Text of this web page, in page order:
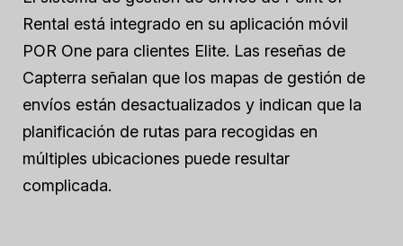
Rental está integrado en su aplicación móvil
POR One para clientes Elite. Las reseñas de
Capterra señalan que los mapas de gestión de
envíos están desactualizados y indican que la
planificación de rutas para recogidas en
múltiples ubicaciones puede resultar
complicada.